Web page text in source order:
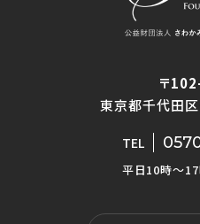
〒
東京都千代田
TEL
平日10時〜17